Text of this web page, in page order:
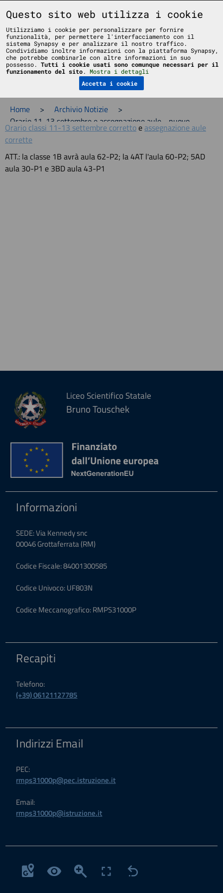
Liceo Scientifico Statale Bruno Touschek - Grottaferrata - Roma
Menu
Home > Archivio Notizie
>
Orario 11-13 settembre e assegnazione aule - nuovo
Orario classi 11-13 settembre correttoeassegnazione aule
corrette
ATT.: la classe 1B avrà aula 62-P2; la 4AT l'aula 60-P2; 5AD
aula 30-P1 e 3BD aula 43-P1
Liceo Scientifico Statale
Bruno Touschek
Informazioni
SEDE: Via Kennedy snc
00046 Grottaferrata (RM)
Codice Fiscale: 84001300585
Codice Univoco: UF803N
Codice Meccanografico: RMPS31000P
Recapiti
Telefono:
(+39) 06121127785
Indirizzi Email
PEC:
rmps31000p@pec.istruzione.it
Email:
rmps31000p@istruzione.it
Questo sito web utilizza i cookie
Utilizziamo i cookie per personalizzare per fornire
funzionalità, per permettere l'interfacciamento con il
sistema Synapsy e per analizzare il nostro traffico.
Condividiamo inoltre informazioni con la piattaforma Synapsy,
che potrebbe combinarle con altre informazioni in suo
possesso. Tutti i cookie usati sono comunque necessari per il
funzionamento del sito. Mostra i dettagli
Accetta i cookie